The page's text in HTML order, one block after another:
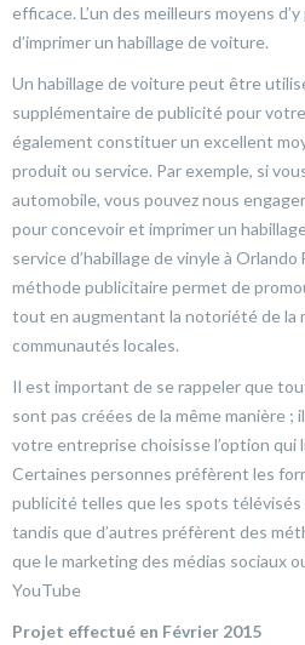
efficace. L’un des meilleurs moyens
d’imprimer un habillage de voiture.
Un habillage de voiture peut être
supplémentaire de publicité pour
également constituer un excellent
produit ou service. Par exemple, si
automobile, vous pouvez nous
pour concevoir et imprimer un
service d’habillage de vinyle à
méthode publicitaire permet de
tout en augmentant la notoriété de la
communautés locales.
Il est important de se rappeler que
sont pas créées de la même manière
votre entreprise choisisse l’option qui
Certaines personnes préfèrent les
publicité telles que les spots télévisés
tandis que d’autres préfèrent des
que le marketing des médias sociaux
YouTube
Projet effectué en Février 2015